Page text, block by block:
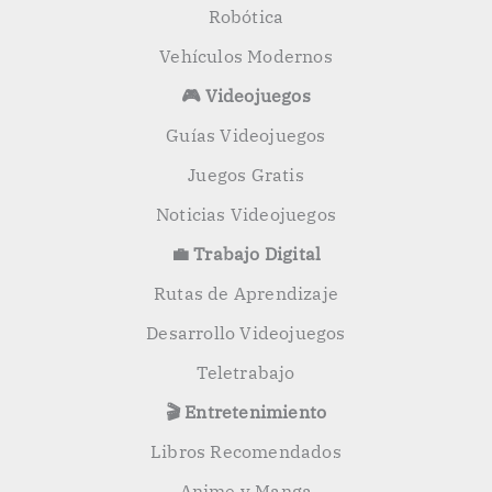
Robótica
Vehículos Modernos
🎮 Videojuegos
Guías Videojuegos
Juegos Gratis
Noticias Videojuegos
💼 Trabajo Digital
Rutas de Aprendizaje
Desarrollo Videojuegos
Teletrabajo
🎬 Entretenimiento
Libros Recomendados